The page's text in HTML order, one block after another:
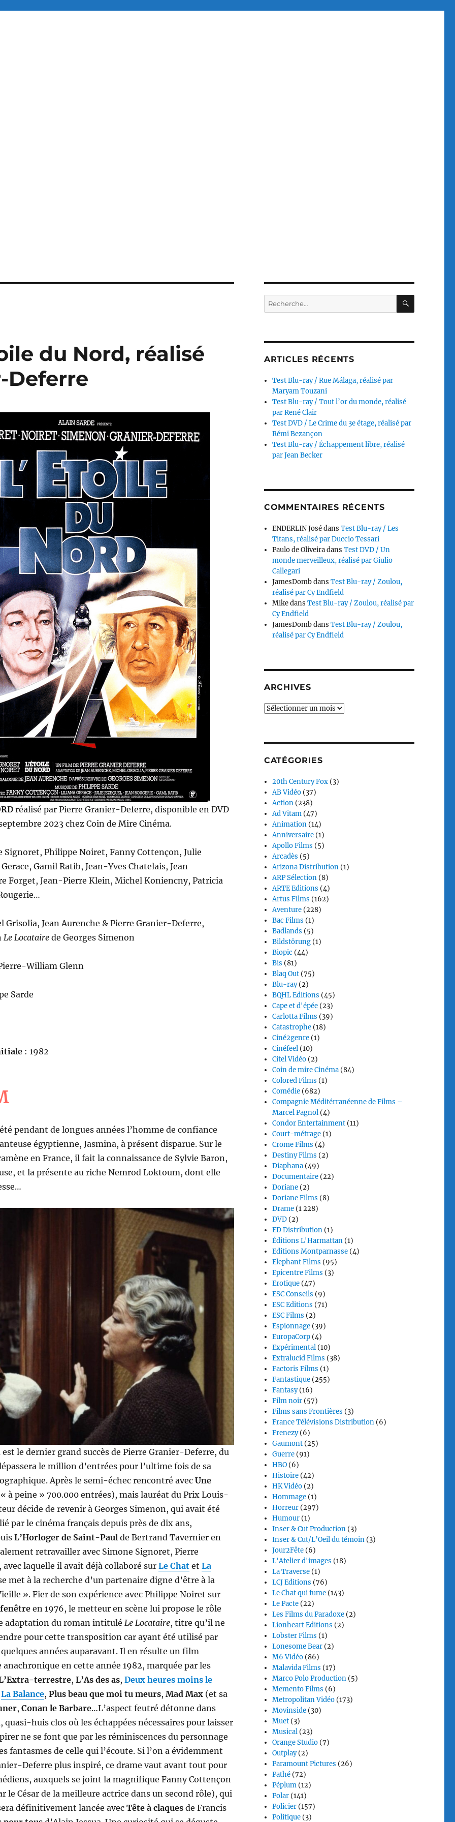
du Nord, réalisé
Deferre
réalisé par Pierre Granier-Deferre, disponible en DVD
2023 chez Coin de Mire Cinéma.
Signoret, Philippe Noiret, Fanny Cottençon, Julie
Gamil Ratib, Jean-Yves Chatelais, Jean
Forget, Jean-Pierre Klein, Michel Koniencny, Patricia
Grisolia, Jean Aurenche & Pierre Granier-Deferre,
Le Locatairede Georges Simenon
William Glenn
Sarde
: 1982
pendant de longues années l’homme de confiance
égyptienne, Jasmina, à présent disparue. Sur le
en France, il fait la connaissance de Sylvie Baron,
et la présente au riche Nemrod Loktoum, dont elle
est le dernier grand succès de Pierre Granier-Deferre, du
le million d’entrées pour l’ultime fois de sa
Après le semi-échec rencontré avec Une
à peine » 700.000 entrées), mais lauréat du Prix Louis-
décide de revenir à Georges Simenon, qui avait été
par le cinéma français depuis près de dix ans,
L’Horloger de Saint-Paul de Bertrand Tavernier en
retravailler avec Simone Signoret, Pierre
laquelle il avait déjà collaboré sur Le Chatet La
met à la recherche d’un partenaire digne d’être à la
». Fier de son expérience avec Philippe Noiret sur
fenêtreen 1976, le metteur en scène lui propose le rôle
adaptation du roman intitulé Le Locataire, titre qu’il ne
pour cette transposition car ayant été utilisé par
années auparavant. Il en résulte un film
anachronique en cette année 1982, marquée par les
terrestre, L’As des as, Deux heures moins le
La Balance, Plus beau que moi tu meurs, Mad Max(et sa
, Conan le Barbare…L’aspect feutré détonne dans
, quasi-huis clos où les échappées nécessaires pour laisser
ne se font que par les réminiscences du personnage
fantasmes de celle qui l’écoute. Si l’on a évidemment
Deferre plus inspiré, ce drame vaut avant tout pour
auxquels se joint la magnifique Fanny Cottençon
le César de la meilleure actrice dans un second rôle), qui
définitivement lancée avec Tête à claquesde Francis
Recherche
pour :
ARTICLES RÉCENTS
Test Blu-ray / Rue Málaga, réalisé par
Maryam Touzani
Test Blu-ray / Tout l’or du monde, réalisé
par René Clair
Test DVD / Le Crime du 3e étage, réalisé par
Rémi Bezançon
Test Blu-ray / Échappement libre, réalisé
par Jean Becker
COMMENTAIRES RÉCENTS
ENDERLIN JosédansTest Blu-ray / Les
Titans, réalisé par Duccio Tessari
Paulo de OliveiradansTest DVD / Un
monde merveilleux, réalisé par Giulio
Callegari
JamesDombdansTest Blu-ray / Zoulou,
réalisé par Cy Endfield
MikedansTest Blu-ray / Zoulou, réalisé par
Cy Endfield
JamesDombdansTest Blu-ray / Zoulou,
réalisé par Cy Endfield
ARCHIVES
Archives
CATÉGORIES
20th Century Fox (3)
AB Vidéo (37)
Action (238)
Ad Vitam (47)
Animation (14)
Anniversaire (1)
Apollo Films (5)
Arcadès (5)
Arizona Distribution (1)
ARP Sélection (8)
ARTE Editions (4)
Artus Films (162)
Aventure (228)
Bac Films (1)
Badlands (5)
Bildstörung (1)
Biopic (44)
Bis (81)
Blaq Out (75)
Blu-ray(2)
BQHL Editions (45)
Cape et d'épée (23)
Carlotta Films (39)
Catastrophe (18)
Ciné2genre (1)
Cinéfeel (10)
Citel Vidéo (2)
Coin de mire Cinéma (84)
Colored Films (1)
Comédie (682)
Compagnie Méditérranéenne de Films –
Marcel Pagnol (4)
Condor Entertainment (11)
Court-métrage (1)
Crome Films (4)
Destiny Films (2)
Diaphana (49)
Documentaire (22)
Doriane (2)
Doriane Films (8)
Drame (1 228)
DVD (2)
ED Distribution (1)
Éditions L'Harmattan (1)
Editions Montparnasse (4)
Elephant Films (95)
Epicentre Films (3)
Erotique (47)
ESC Conseils (9)
ESC Editions (71)
ESC Films (2)
Espionnage (39)
EuropaCorp (4)
Expérimental (10)
Extralucid Films (38)
Factoris Films (1)
Fantastique (255)
Fantasy(16)
Film noir (57)
Films sans Frontières (3)
France Télévisions Distribution (6)
Frenezy(6)
Gaumont (25)
Guerre (91)
HBO (6)
Histoire (42)
HK Vidéo (2)
Hommage (1)
Horreur (297)
Humour (1)
Inser & Cut Production (3)
Inser & Cut/L’Oeil du témoin (3)
Jour2Fête (6)
L'Atelier d'images (18)
La Traverse (1)
LCJ Editions (76)
Le Chat qui fume (143)
Le Pacte (22)
Les Films du Paradoxe (2)
Lionheart Editions (2)
Lobster Films (1)
Lonesome Bear (2)
M6 Vidéo (86)
Malavida Films (17)
Marco Polo Production (5)
Memento Films (6)
Metropolitan Vidéo (173)
Movinside (30)
Muet (3)
Musical (23)
Orange Studio (7)
Outplay(2)
Paramount Pictures (26)
Pathé (72)
Péplum (12)
Polar (141)
Policier (157)
Politique (3)